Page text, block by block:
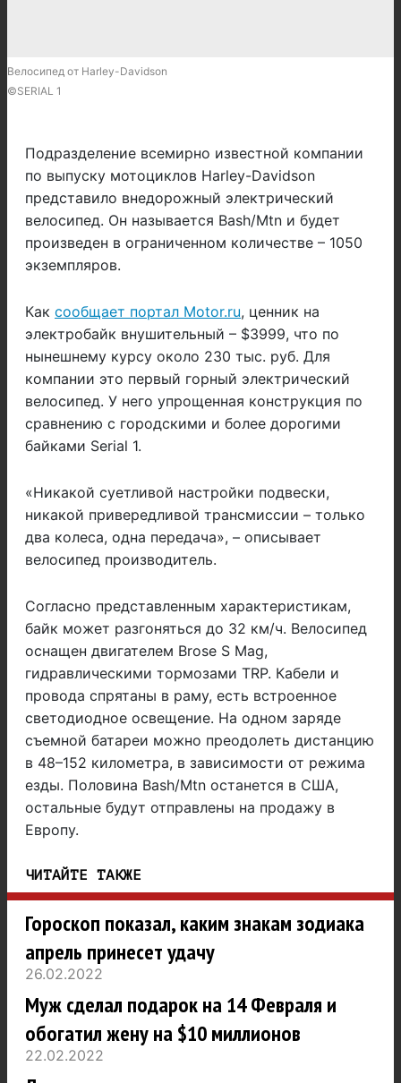
Велосипед от Harley-Davidson
©SERIAL 1
Подразделение всемирно известной компании
по выпуску мотоциклов Harley-Davidson
представило внедорожный электрический
велосипед. Он называется Bash/Mtn и будет
произведен в ограниченном количестве – 1050
экземпляров.
Как сообщает портал Motor.ru, ценник на
электробайк внушительный – $3999, что по
нынешнему курсу около 230 тыс. руб. Для
компании это первый горный электрический
велосипед. У него упрощенная конструкция по
сравнению с городскими и более дорогими
байками Serial 1.
«Никакой суетливой настройки подвески,
никакой привередливой трансмиссии – только
два колеса, одна передача», – описывает
велосипед производитель.
Согласно представленным характеристикам,
байк может разгоняться до 32 км/ч. Велосипед
оснащен двигателем Brose S Mag,
гидравлическими тормозами TRP. Кабели и
провода спрятаны в раму, есть встроенное
светодиодное освещение. На одном заряде
съемной батареи можно преодолеть дистанцию
в 48–152 километра, в зависимости от режима
езды. Половина Bash/Mtn останется в США,
остальные будут отправлены на продажу в
Европу.
ЧИТАЙТЕ ТАКЖЕ
Гороскоп показал, каким знакам зодиака
апрель принесет удачу
26.02.2022
Муж сделал подарок на 14 Февраля и
обогатил жену на $10 миллионов
22.02.2022